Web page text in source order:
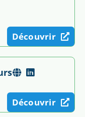
Découvrir
Découvrir